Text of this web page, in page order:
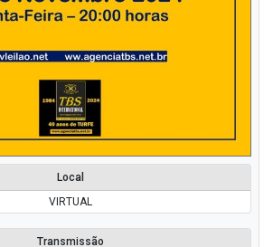
Local
VIRTUAL
Transmissão